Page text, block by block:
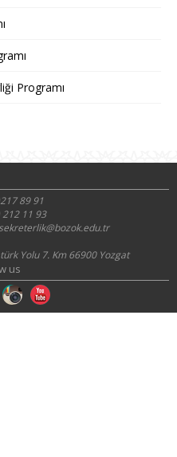
Programı
89 91
212 11 93
Yolu 7. Km 66900 Yozgat
us